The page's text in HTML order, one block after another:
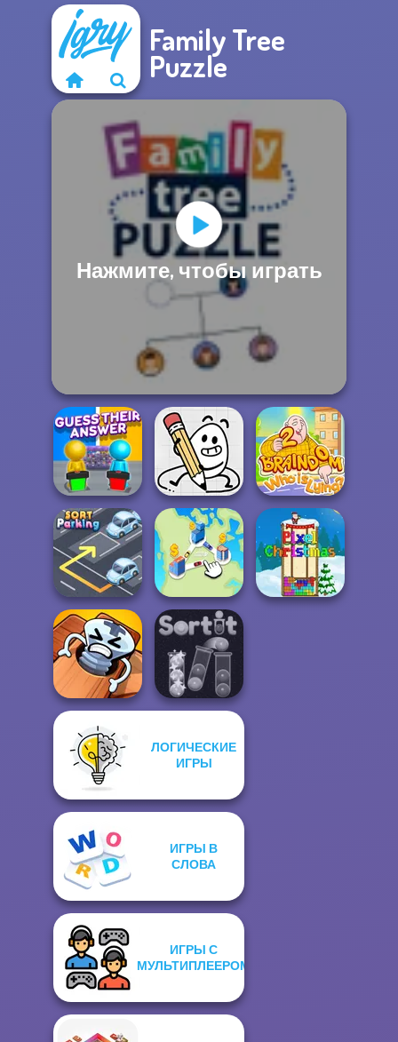
Family Tree
Puzzle
Нажмите, чтобы играть
Guess Their
Answer
Egg Adventure
Braindom 2:
Who is Lying?
Sort Parking State Connect
Pin Master: Screw
Puzzle Quest
ЛОГИЧЕСКИЕ
ИГРЫ
ИГРЫ В
СЛОВА
ИГРЫ С
МУЛЬТИПЛЕЕРОМ